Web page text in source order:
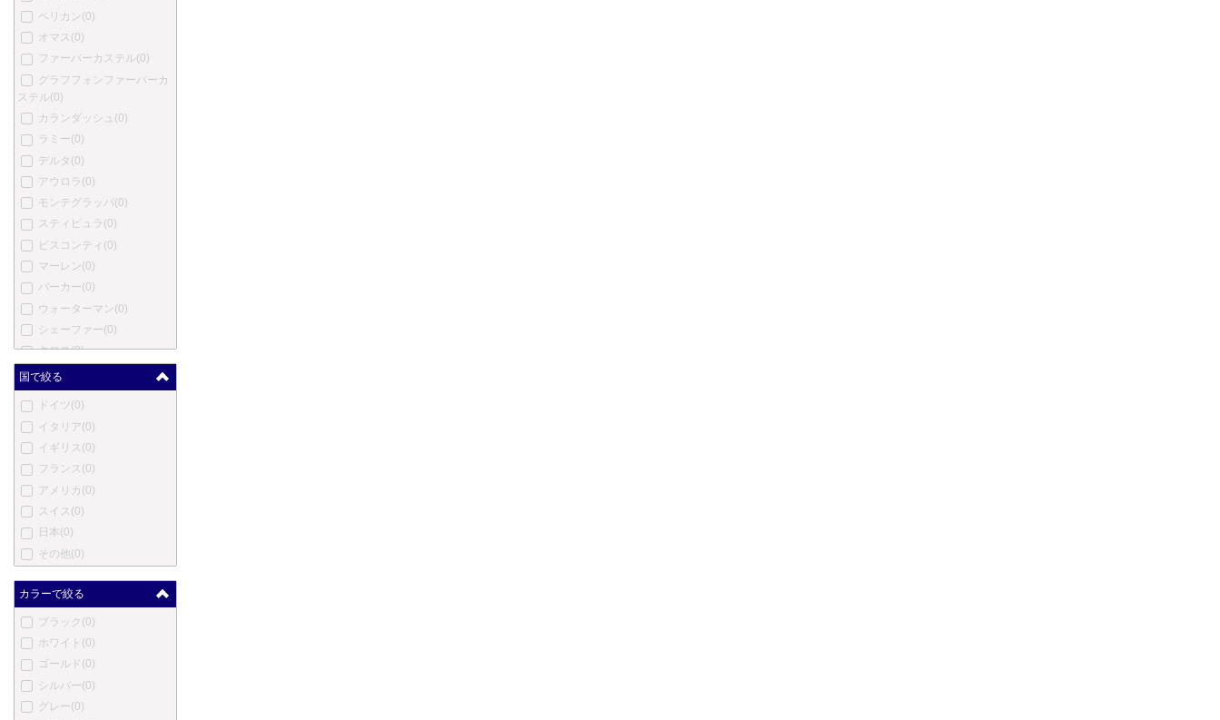
ペリカン (0)
オマス (0)
ファーバーカステル(0)
グラフフォンファーバーカ
ステル(0)
カランダッシュ (0)
ラミー(0)
デルタ (0)
アウロラ (0)
モンテグラッパ(0)
スティピュラ (0)
ビスコンティ (0)
マーレン (0)
パーカー(0)
ウォーターマン (0)
シェーファー(0)
クロス(0)
モンテベルデ
ヤード・オ・レッド(0)
カルティエ (0)
コンウェイ・スチュワート
(0)
ダンヒル
エバーシャープ
セーラー(0)
パイロット
プラチナ (0)
カトウセイサクショ
丸善(0)
中屋万年筆(0)
酒井栄助(0)
国で絞る
ドイツ (0)
イタリア(0)
イギリス (0)
フランス (0)
アメリカ (0)
スイス (0)
日本(0)
その他(0)
カラーで絞る
ブラック (0)
ホワイト (0)
ゴールド (0)
シルバー(0)
グレー(0)